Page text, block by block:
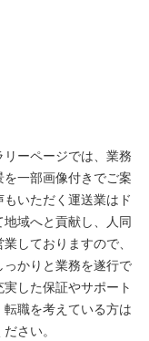
ーページでは、業務
一部画像付きでご案
いただく運送業はド
域へと貢献し、人同
しておりますので、
かりと業務を遂行で
した保証やサポート
職を考えている方は
さい。